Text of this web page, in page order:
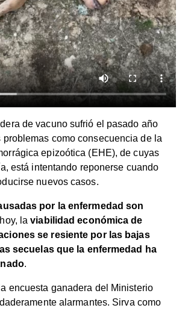
de vacuno sufrió el pasado año
problemas como consecuencia de la
epizoótica (EHE), de cuyas
está intentando reponerse cuando
nuevos casos.
por la enfermedad son
laviabilidad económica de
se resiente por las bajas
secuelas que la enfermedad ha
.
encuesta ganadera del Ministerio
alarmantes. Sirva como